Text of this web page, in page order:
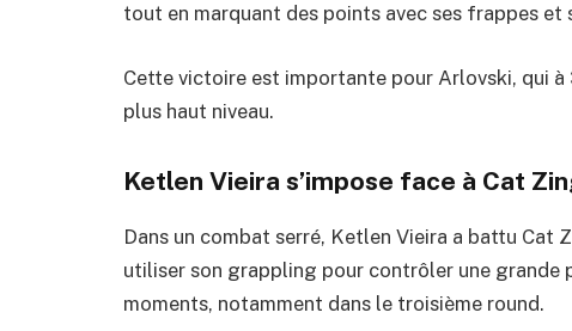
tout en marquant des points avec ses frappes et
Cette victoire est importante pour Arlovski, qui
plus haut niveau.
Ketlen Vieira s’impose face à Cat
Dans un combat serré, Ketlen Vieira a battu Cat
utiliser son grappling pour contrôler une grande
moments, notamment dans le troisième round.